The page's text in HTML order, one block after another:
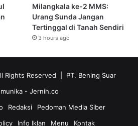
Milangkala ke-2 MMS:
Urang Sunda Jangan
Tertinggal di Tanah Sendiri
3 hours ago
Rights Reserved | PT. Bening Suar
- Jernih.co
Redaksi
Pedoman Media Siber
Info Iklan Menu Kontak